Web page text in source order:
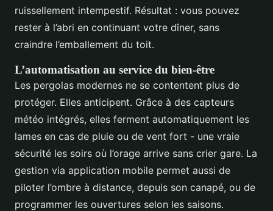
ruissellement intempestif. Résultat : vous pouvez
rester à l’abri en continuant votre dîner, sans
craindre l’emballement du toit.
L’automatisation au service du bien-être
Les pergolas modernes ne se contentent plus de
protéger. Elles anticipent. Grâce à des capteurs
météo intégrés, elles ferment automatiquement les
lames en cas de pluie ou de vent fort - une vraie
sécurité les soirs où l’orage arrive sans crier gare. La
gestion via application mobile permet aussi de
piloter l’ombre à distance, depuis son canapé, ou de
programmer les ouvertures selon les saisons.